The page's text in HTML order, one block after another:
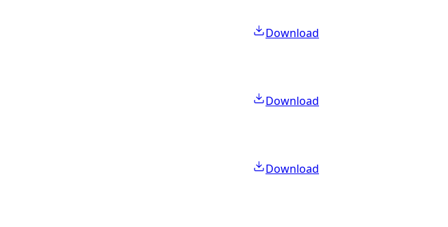
Download
Download
Download